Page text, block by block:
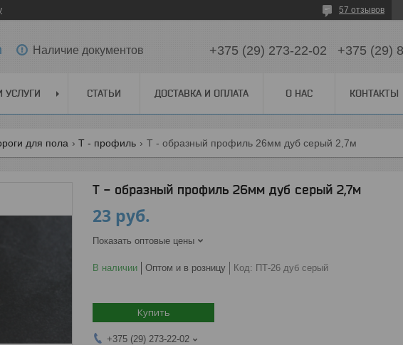
57 отзывов
Наличие документов +375 (29) 273-22-02 +375 (29)
УСЛУГИ СТАТЬИ ДОСТАВКА И ОПЛАТА О НАС КОНТАКТЫ
для пола Т - профиль Т - образный профиль 26мм дуб серый 2,7м
Т - образный профиль 26мм дуб серый 2,7м
23 руб.
Показать оптовые цены
В наличии Оптом и в розницу Код: ПТ-26 дуб серый
Купить
+375 (29) 273-22-02